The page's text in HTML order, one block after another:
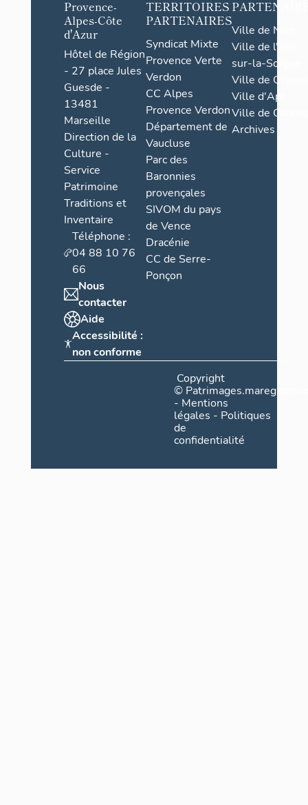
Provence-
Alpes-Côte
d'Azur
Hôtel de Région
- 27 place Jules
Guesde -
13481
Marseille
Direction de la
Culture -
Service
Patrimoine
Traditions et
Inventaire
Téléphone :
04 88 10 76
66
Nous
contacter
Aide
Accessibilité :
non conforme
TERRITOIRES
PARTENAIRES
Syndicat Mixte
Provence Verte
Verdon
CC Alpes
Provence Verdon
Département de
Vaucluse
Parc des
Baronnies
provençales
SIVOM du pays
de Vence
Dracénie
CC de Serre-
Ponçon
Ville de Nice
Ville de l'Isle-
sur-la-Sorgue
Ville de Grasse
Ville d'Apt
Ville de
Archives
Copyright
©
- Mentions
légales - Politiques
de
confidentialité